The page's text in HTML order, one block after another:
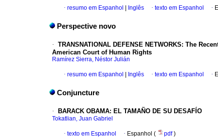
· resumo em Espanhol Inglês · texto em Espanhol ·
Perspective novo
· TRANSNATIONAL DEFENSE NETWORKS: The
American Court of Human Rights
Ramírez Sierra, Néstor Julián
· resumo em Espanhol Inglês · texto em Espanhol ·
Conjuncture
· BARACK OBAMA: EL TAMAÑO DE SU DESAFÍO
Tokatlian, Juan Gabriel
· texto em Espanhol · Espanhol ( pdf)